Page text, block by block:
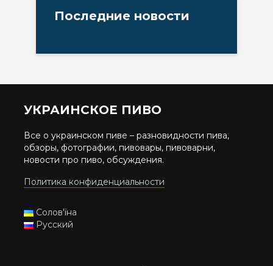
Последние новости
УКРАИНСКОЕ ПИВО
Все о украинском пиве – разновидности пива,
обзоры, фотографии, пивовары, пивоварни,
новости про пиво, обсуждения.
Политика конфиденциальности
Солов'їна
Русский